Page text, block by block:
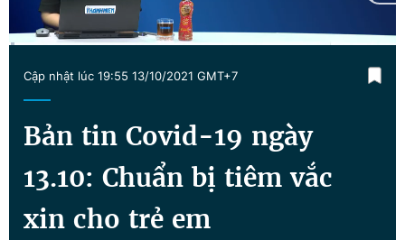
Chào ngày mới
Tin thị trường Tin 360
Video Magazine
Sản phẩm khác
Tiện ích Bạn cần biết
Đăng xuất
Time
Cập nhật lúc 19:55 13/10/2021 GMT+7
Bản tin Covid-19 ngày
13.10: Chuẩn bị tiêm vắc
xin cho trẻ em